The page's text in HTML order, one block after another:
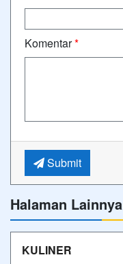
Komentar*
Submit
Halaman Lainnya
KULINER